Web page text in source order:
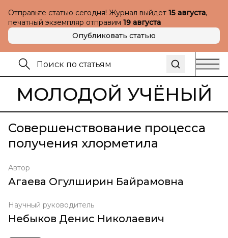
Отправьте статью сегодня! Журнал выйдет 15 августа,
печатный экземпляр отправим 19 августа
Опубликовать статью
МОЛОДОЙ УЧЁНЫЙ
Совершенствование процесса
получения хлорметила
Автор
Агаева Огулширин Байрамовна
Научный руководитель
Небыков Денис Николаевич